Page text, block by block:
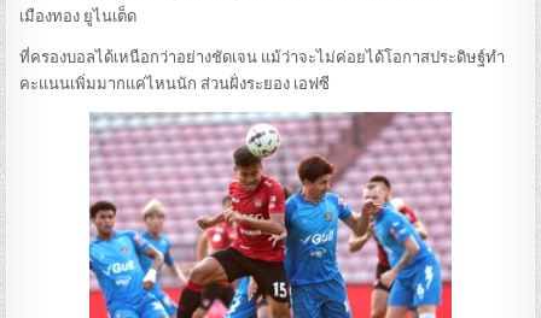
เมืองทอง ยูไนเต็ด
ที่ครองบอลได้เหนือกว่าอย่างชัดเจน แม้ว่าจะไม่ค่อยได้โอกาสประดิษฐ์ทำ
คะแนนเพิ่มมากแค่ไหนนัก ส่วนฝั่งระยอง เอฟซี